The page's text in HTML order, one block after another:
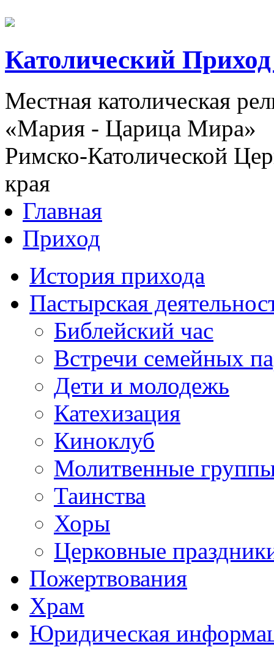
Католический
Местная католическая
«Мария - Царица Мира»
Римско-Католической
края
Главная
Приход
История прихода
Пастырская
Библейский час
Встречи семейных
Дети и молодежь
Катехизация
Киноклуб
Молитвенные
Таинства
Хоры
Церковные
Пожертвования
Храм
Юридическая